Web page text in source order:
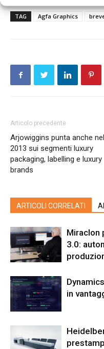
TAG Agfa Graphics
Articolo precedente
Arjowiggins punta anche nel
2013 sui segmenti luxury
packaging, labelling e luxury
brands
ARTICOLI CORRELATI
Miraclon
3.0:
in